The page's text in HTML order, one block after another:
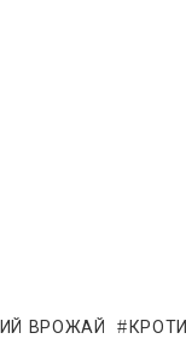
ВРОЖАЙ КРОТИ